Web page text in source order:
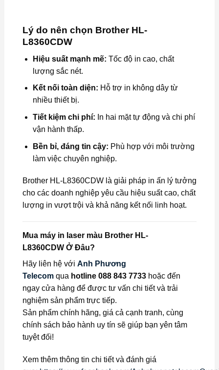
Lý do nên chọn Brother HL-
L8360CDW
Hiệu suất mạnh mẽ: Tốc độ in cao, chất
lượng sắc nét.
Kết nối toàn diện: Hỗ trợ in không dây từ
nhiều thiết bị.
Tiết kiệm chi phí: In hai mặt tự động và chi phí
vận hành thấp.
Bền bỉ, đáng tin cậy: Phù hợp với môi trường
làm việc chuyên nghiệp.
Brother HL-L8360CDW là giải pháp in ấn lý tưởng
cho các doanh nghiệp yêu cầu hiệu suất cao, chất
lượng in vượt trội và khả năng kết nối linh hoạt.
Mua máy in laser màu Brother HL-
L8360CDW Ở Đâu?
Hãy liên hệ với Anh Phương
Telecomqua hotline 088 843 7733hoặc đến
ngay cửa hàng để được tư vấn chi tiết và trải
nghiệm sản phẩm trực tiếp.
Sản phẩm chính hãng, giá cả cạnh tranh, cùng
chính sách bảo hành uy tín sẽ giúp bạn yên tâm
tuyệt đối!
Xem thêm thông tin chi tiết và đánh giá